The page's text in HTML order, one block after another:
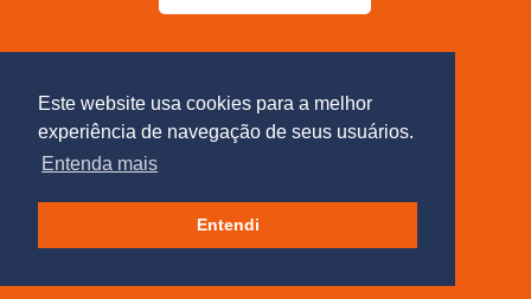
Este website usa cookies para a melhor
experiência de navegação de seus usuários.
Entenda mais
Entendi